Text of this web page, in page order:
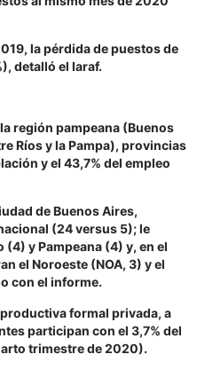
la pérdida de puestos de
detalló el Iaraf.
región pampeana (Buenos
Ríos y la Pampa), provincias
y el 43,7% del empleo
de Buenos Aires,
(24 versus 5); le
y Pampeana (4) y, en el
el Noroeste (NOA, 3) y el
con el informe.
formal privada, a
participan con el 3,7% del
trimestre de 2020).